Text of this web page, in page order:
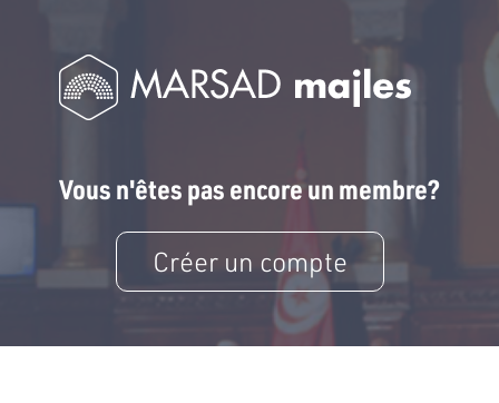
Vous n'êtes pas encore un membre?
Créer un compte